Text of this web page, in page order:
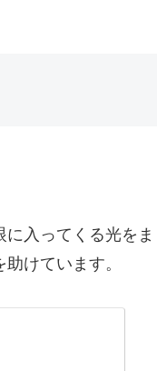
入ってくる光をま
けています。